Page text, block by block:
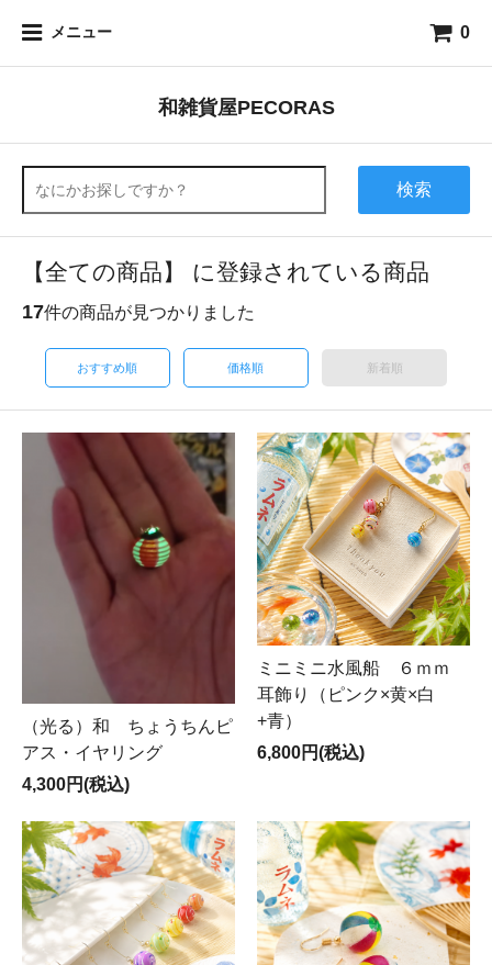
メニュー 0
和雑貨屋PECORAS
検索
【全ての商品】 に登録されている商品
17件の商品が見つかりました
おすすめ順 価格順 新着順
（光る）和 ちょうちんピ
アス・イヤリング
4,300円(税込)
ミニミニ水風船 ６ｍｍ
耳飾り（ピンク×黄×白
+青）
6,800円(税込)